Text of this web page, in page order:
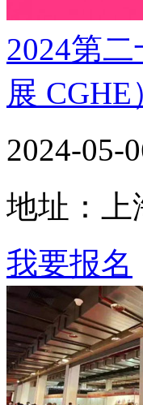
2024第
展 CGHE
2024-05-
地址：上
我要报名